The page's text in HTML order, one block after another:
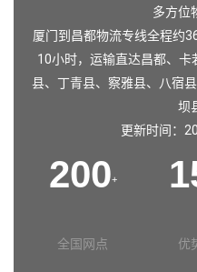
多方位
厦门到昌都物流专线全程约
10小时，运输直达昌都、 卡
县、 丁青县、 察雅县、 八宿县
坝
更新时间：
200+
全国网点 优